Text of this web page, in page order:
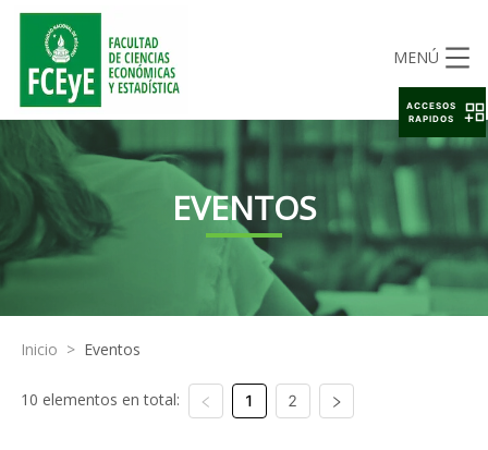
MENÚ
EVENTOS
Inicio > Eventos
10 elementos en total: 1 2
ACCESOS
RAPIDOS